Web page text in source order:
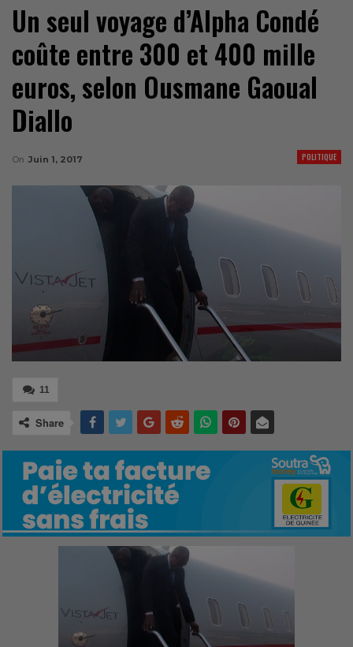
Un seul voyage d’Alpha Condé
coûte entre 300 et 400 mille
euros, selon Ousmane Gaoual
Diallo
POLITIQUE
On Juin 1, 2017
11
Share